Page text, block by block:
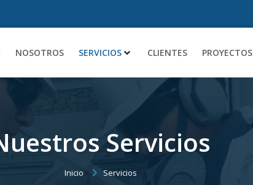
NOSOTROS SERVICIOS CLIENTES PROYECTOS
Servicios
Inicio Servicios